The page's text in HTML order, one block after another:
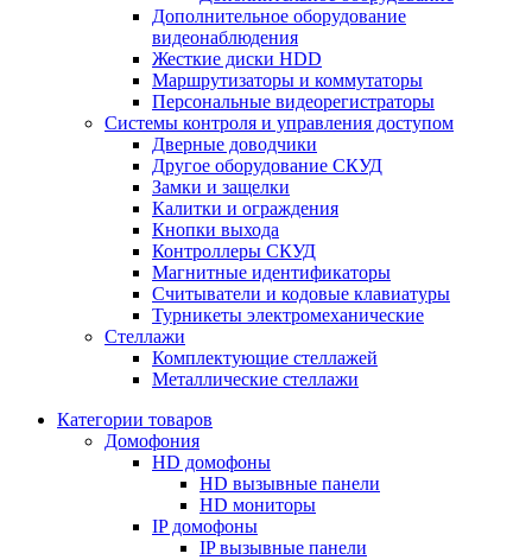
Дополнительное оборудование
видеонаблюдения
Жесткие диски HDD
Маршрутизаторы и коммутаторы
Персональные видеорегистраторы
Системы контроля и управления доступом
Дверные доводчики
Другое оборудование СКУД
Замки и защелки
Калитки и ограждения
Кнопки выхода
Контроллеры СКУД
Магнитные идентификаторы
Считыватели и кодовые клавиатуры
Турникеты электромеханические
Стеллажи
Комплектующие стеллажей
Металлические стеллажи
Категории товаров
Домофония
HD домофоны
HD вызывные панели
HD мониторы
IP домофоны
IP вызывные панели